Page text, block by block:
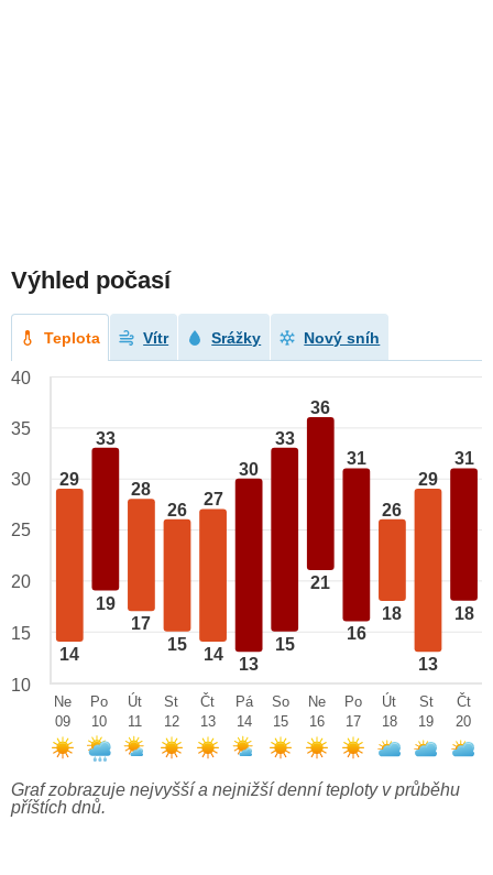
Výhled počasí
Teplota Vítr Srážky Nový sníh
29
14
33
19
28
17
26
15
27
14
30
13
33
15
36
21
31
16
26
18
29
13
31
18
40
35
30
25
20
15
10
Ne
09
Po
10
Út
11
St
12
Čt
13
Pá
14
So
15
Ne
16
Po
17
Út
18
St
19
Čt
20
Graf zobrazuje nejvyšší a nejnižší denní teploty v průběhu
příštích dnů.